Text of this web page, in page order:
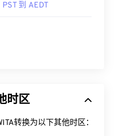
PST 到 AEDT
时区
转换为以下其他时区：